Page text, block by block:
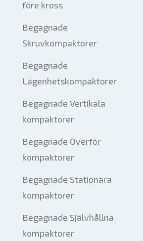
före kross
Begagnade
Skruvkompaktorer
Begagnade
Lägenhetskompaktorer
Begagnade Vertikala
kompaktorer
Begagnade Överför
kompaktorer
Begagnade Stationära
kompaktorer
Begagnade Självhållna
kompaktorer